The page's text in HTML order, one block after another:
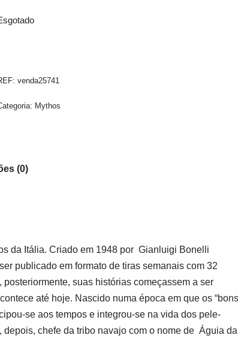
venda25741
Mythos
(0)
da Itália. Criado em 1948 por Gianluigi Bonelli
publicado em formato de tiras semanais com 32
suas histórias começassem a ser
até hoje. Nascido numa época em que os
se aos tempos e integrou-se na vida dos pele-
chefe da tribo navajo com o nome de Águia da